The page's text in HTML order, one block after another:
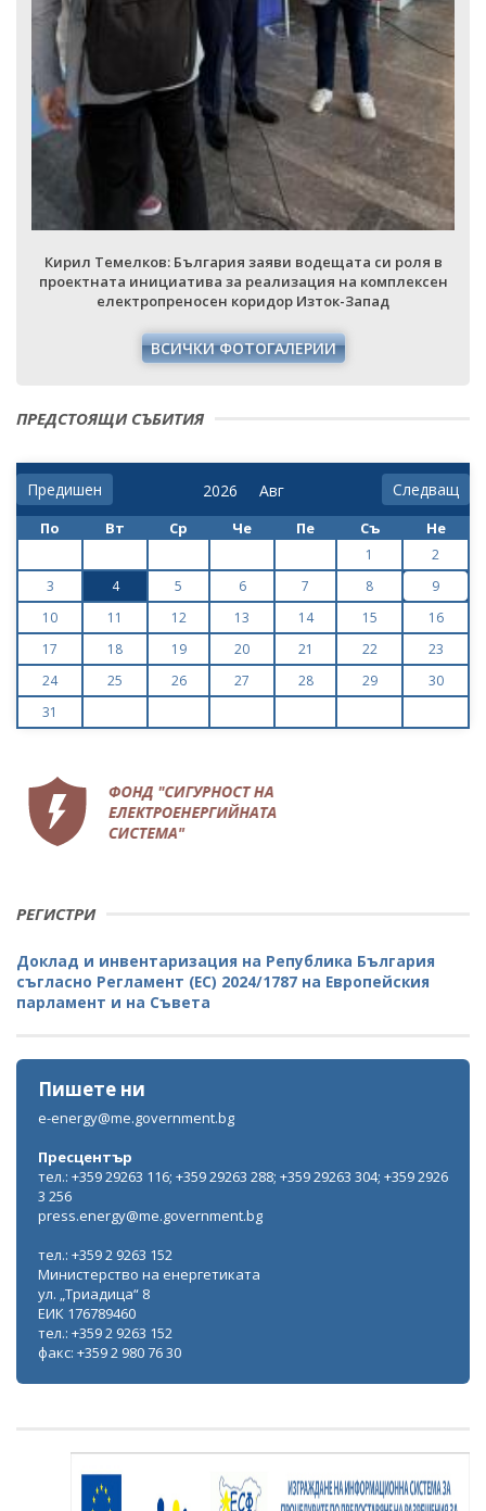
Кирил Темелков: България заяви водещата си роля в
проектната инициатива за реализация на комплексен
електропреносен коридор Изток-Запад
ВСИЧКИ ФОТОГАЛЕРИИ
ПРЕДСТОЯЩИ СЪБИТИЯ
Предишен Следващ
По Вт Ср Че Пе Съ Не
1
2
3
4 5 6 7 8
9
10
11 12 13 14 15
16
17
18 19 20 21 22
23
24
25 26 27 28 29
30
31
РЕГИСТРИ
Доклад и инвентаризация на Република България
съгласно Регламент (ЕС) 2024/1787 на Европейския
парламент и на Съвета
Пишете ни
e-energy@me.government.bg
Пресцентър
тел.: +359 29263 116; +359 29263 288; +359 29263 304; +359 2926
3 256
press.energy@me.government.bg
тел.: +359 2 9263 152
Министерство на енергетиката
ул. „Триадица“ 8
ЕИК 176789460
тел.: +359 2 9263 152
факс: +359 2 980 76 30